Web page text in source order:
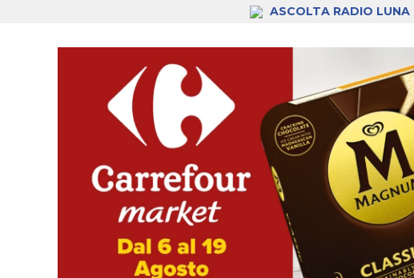
ASCOLTA RADIO LUNA